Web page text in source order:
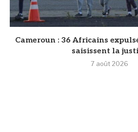
Cameroun : 36 Africains
saisissent la
7 août 2026